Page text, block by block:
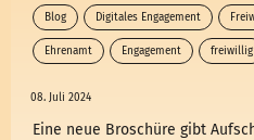
Blog Digitales Engagement
Ehrenamt Engagement freiwillig
08. Juli 2024
Eine neue Broschüre gibt